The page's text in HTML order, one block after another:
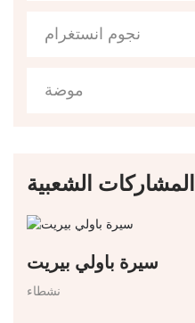
نجوم انستغرام
موضة
المشاركات الشعبية
سيرة باولي بيريت
نشطاء